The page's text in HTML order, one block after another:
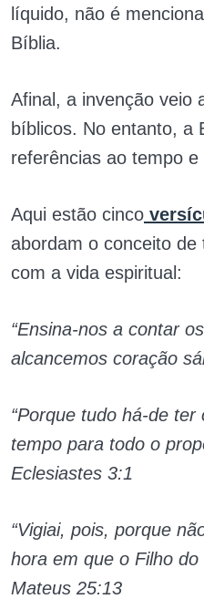
líquido, não é
Bíblia.
Afinal, a invenção veio
bíblicos. No entanto, a
referências ao tempo
Aqui estão cinco
abordam o conceito
com a vida espiritual:
“Ensina-nos a contar
alcancemos coração
“Porque tudo há-de
tempo para todo o
Eclesiastes 3:1
“Vigiai, pois, porque
hora em que o Filho
Mateus 25:13